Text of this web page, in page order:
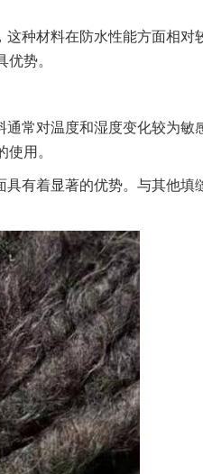
种材料在防水性能方面相对
势。
常对温度和湿度变化较为敏
用。
有着显著的优势。与其他填